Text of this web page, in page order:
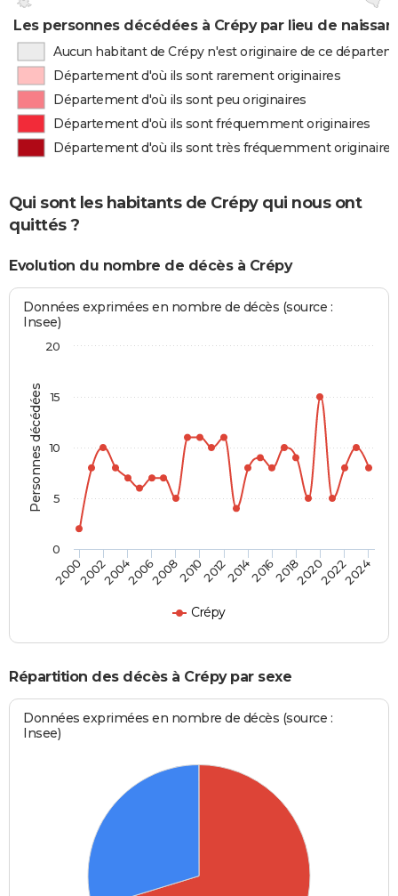
Les personnes décédées à Crépy par lieu de
Aucun habitant de Crépy n'est originaire de ce
Département d'où ils sont rarement originaires
Département d'où ils sont peu originaires
Département d'où ils sont fréquemment originaires
Département d'où ils sont très fréquemment originaires
Qui sont les habitants de Crépy qui nous ont
quittés ?
Evolution du nombre de décès à Crépy
Personnes décédées
Données exprimées en nombre de décès (source :
Insee)
Crépy
2000200220042006200820102012201420162018202020222024
0
5
10
15
20
Répartition des décès à Crépy par sexe
Données exprimées en nombre de décès (source :
Insee)